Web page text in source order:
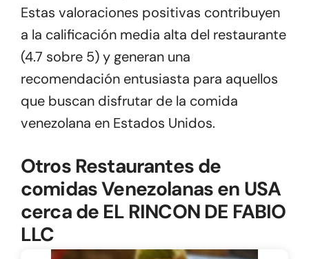
Estas valoraciones positivas contribuyen
a la calificación media alta del restaurante
(4.7 sobre 5) y generan una
recomendación entusiasta para aquellos
que buscan disfrutar de la comida
venezolana en Estados Unidos.
Otros Restaurantes de
comidas Venezolanas en USA
cerca de EL RINCON DE FABIO
LLC